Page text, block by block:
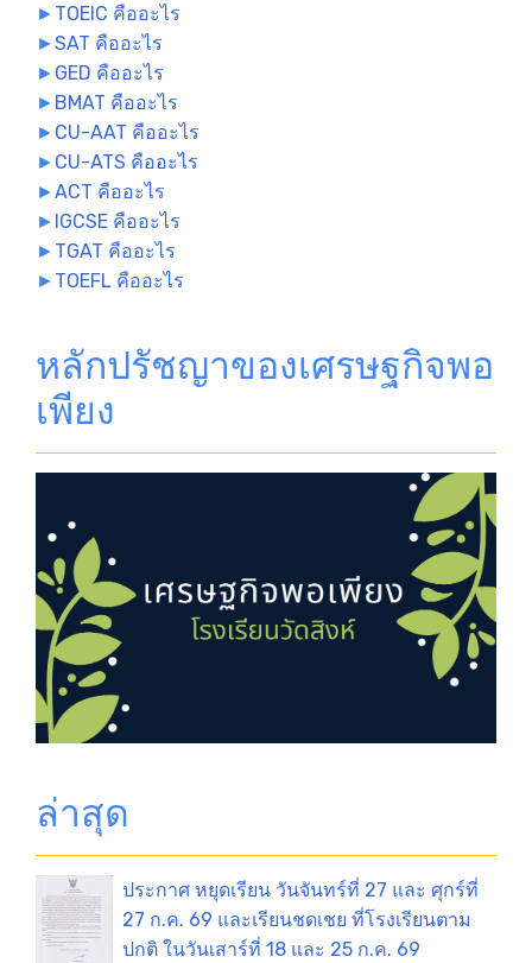
► TOEIC คืออะไร
►SAT คืออะไร
► GED คืออะไร
► BMAT คืออะไร
► CU-AAT คืออะไร
► CU-ATS คืออะไร
►ACT คืออะไร
► IGCSE คืออะไร
► TGAT คืออะไร
► TOEFL คืออะไร
หลักปรัชญาของเศรษฐกิจพอ
เพียง
ล่าสุด
ประกาศ หยุดเรียน วันจันทร์ที่ 27 และ ศุกร์ที่
27 ก.ค. 69 และเรียนชดเชย ที่โรงเรียนตาม
ปกติ ในวันเสาร์ที่ 18 และ 25 ก.ค. 69